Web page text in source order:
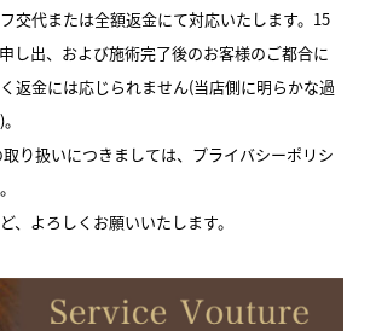
交代または全額返金にて対応いたします。15
し出、および施術完了後のお客様のご都合に
返金には応じられません(当店側に明らかな過
り扱いにつきましては、プライバシーポリシ
、よろしくお願いいたします。